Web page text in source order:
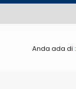
Anda ada di :